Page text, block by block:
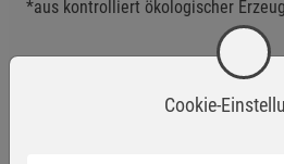
*aus kontrolliert ökologischer
Anwendungsempfehlung
Cookie-